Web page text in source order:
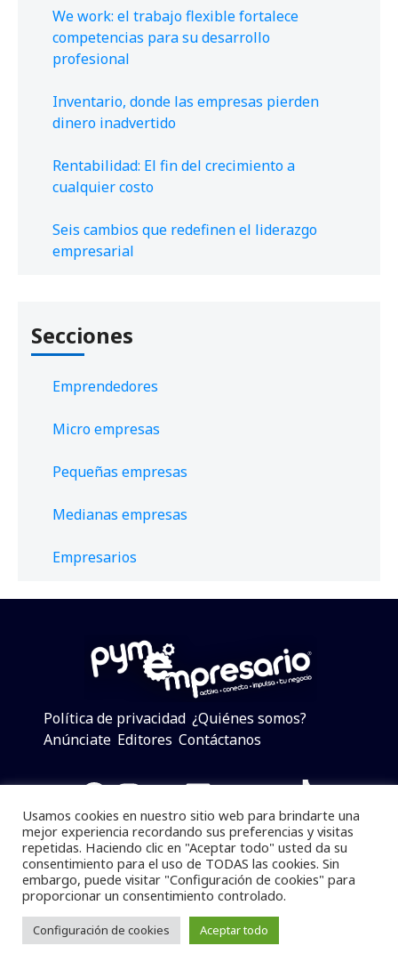
We work: el trabajo flexible fortalece
competencias para su desarrollo
profesional
Inventario, donde las empresas pierden
dinero inadvertido
Rentabilidad: El fin del crecimiento a
cualquier costo
Seis cambios que redefinen el liderazgo
empresarial
Secciones
Emprendedores
Micro empresas
Pequeñas empresas
Medianas empresas
Empresarios
Política de privacidad ¿Quiénes somos?
Anúnciate Editores Contáctanos
Facebook
Instagram
Twitter
LinkedIn
Telegram
YouTube
TikTok
Pymempresario © 2025 Todos los derechos reservados.
Se prohibe el uso de la información total o parcial sin
dar referencia a la fuente.
Desarrollado poryalla ya!
Usamos cookies en nuestro sitio web para brindarte una
mejor experiencia recordando sus preferencias y visitas
repetidas. Haciendo clic en "Aceptar todo" usted da su
consentimiento para el uso de TODAS las cookies. Sin
embargo, puede visitar "Configuración de cookies" para
proporcionar un consentimiento controlado.
Configuración de cookies Aceptar todo